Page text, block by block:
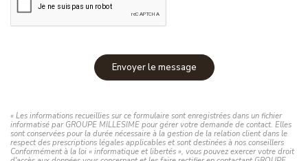
Envoyer le message
« Les informations recueillies sur ce formulaire sont enregistrées dans un fichier
informatisé par GROUPE MILLESIME pour gérer votre demande de contact. Elles
sont conservées pour la durée nécessaire à la gestion de la relation client dans le
respect des prescriptions légales applicables et sont destinées à nos conseillers
Conformément à la loi « informatique et libertés », vous pouvez exercer votre droit